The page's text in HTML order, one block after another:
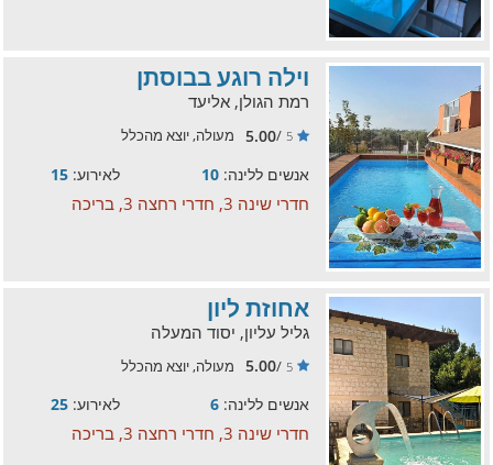
וילה רוגע בבוסתן
רמת הגולן, אליעד
5
/
5.00 מעולה, יוצא מהכלל
אנשים ללינה: 10 לאירוע: 15
חדרי שינה 3, חדרי רחצה 3, בריכה
אחוזת ליון
גליל עליון, יסוד המעלה
5
/
5.00 מעולה, יוצא מהכלל
אנשים ללינה: 6 לאירוע: 25
חדרי שינה 3, חדרי רחצה 3, בריכה